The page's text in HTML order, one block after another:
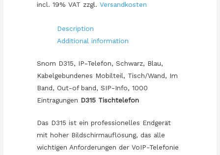
incl. 19% VAT zzgl.Versandkosten
Description
Additional information
Snom D315, IP-Telefon, Schwarz, Blau,
Kabelgebundenes Mobilteil, Tisch/Wand, Im
Band, Out-of band, SIP-Info, 1000
Eintragungen D315 Tischtelefon
Das D315 ist ein professionelles Endgerät
mit hoher Bildschirmauflösung, das alle
wichtigen Anforderungen der VoIP-Telefonie